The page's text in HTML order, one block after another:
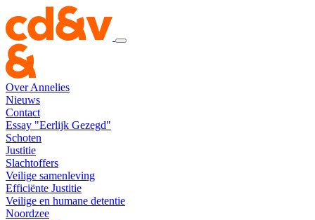
Over Annelies
Nieuws
Contact
Essay "Eerlijk Gezegd"
Schoten
Justitie
Slachtoffers
Veilige samenleving
Efficiënte Justitie
Veilige en humane detentie
Noordzee